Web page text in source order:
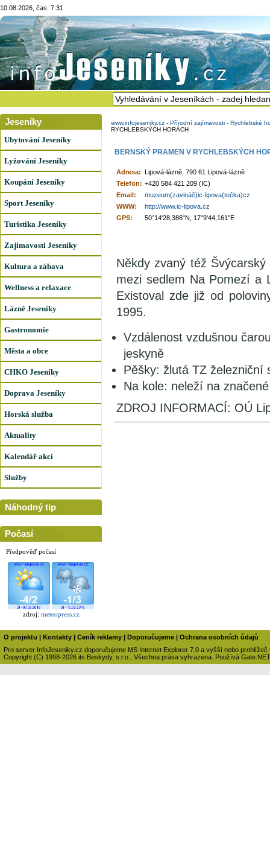
10.08.2026, čas: 7:31
Jeseníky
Ubytování Jeseníky
Lyžování Jeseníky
Koupání Jeseníky
Sport Jeseníky
Turistika Jeseníky
Zajímavosti Jeseníky
Kultura a zábava
Wellness a relaxace
Lázně Jeseníky
Gastronomie
Města a obce
CHKO Jeseníky
Doprava Jeseníky
Horská služba
Aktuality
Kalendář akcí
Služby
Náhodný tip
Počasí
Předpověď počasí
zdroj: meteopress.cz
www.infojeseniky.cz - Přírodní zajímavosti - Rychlebské
RYCHLEBSKÝCH HORÁCH
BERNSKÝ PRAMEN V RYCHLEBSKÝCH
Adresa: Lipová-lázně, 790 61 Lipová-lázně
Telefon: +420 584 421 209 (IC)
Email:
muzeum(zavináč)ic-lipova(tečka)cz
WWW:
http://www.ic-lipova.cz
GPS:
50°14'28,386"N, 17°9'44,161"E
Někdy zvaný též
mezi sedlem Na Pomezí a
Existoval zde již od
1995.
Vzdálenost vzdušnou
jeskyně
Pěšky: žlutá TZ železniční
Na kole: neleží na
ZDROJ INFORMACÍ: OÚ
O projektu Kontakty Ceník reklamy Doporučujeme
Ochrana osobních údajů
Pro server InfoJeseniky.cz doporučujeme MS Internet Explorer 7.0 a vyšší nebo prohlížeč
Copyright (C) 1998-2026 its Beskydy, s.r.o., Všechna práva vyhrazena. Používá